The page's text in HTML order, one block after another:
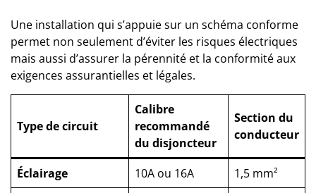
Une installation qui s’appuie sur un schéma conforme
permet non seulement d’éviter les risques électriques
mais aussi d’assurer la pérennité et la conformité aux
exigences assurantielles et légales.
Type de circuit
Calibre
recommandé
du disjoncteur
Section du
conducteur
Éclairage 10A ou 16A
1,5 mm²